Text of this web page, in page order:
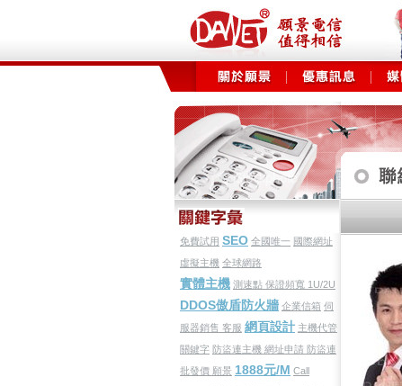
免費試用 SEO 全國唯一 國際網址
虛擬主機 全球網路
實體主機 測速點 保證頻寬 1U/2U
DDOS傲盾防火牆 企業信箱 伺
服器銷售 客服 網頁設計 主機代管
關鍵字 防盜連主機 網址申請 防盜連
批發價 願景 1888元/M Call
全球
發」